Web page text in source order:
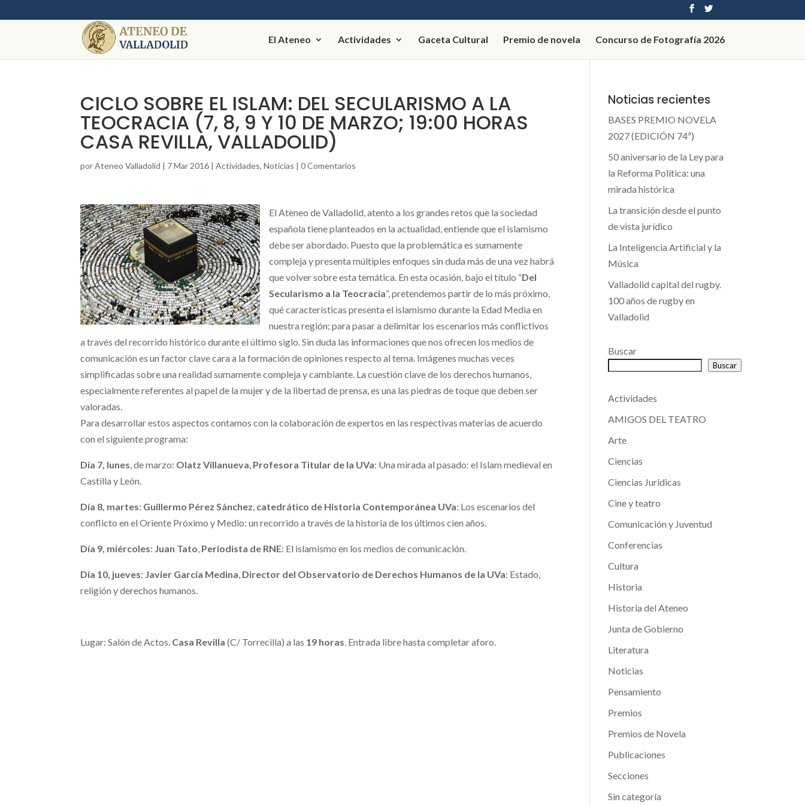
El Ateneo Actividades Gaceta Cultural Premio de novela Concurso de Fotografía 2026
CICLO SOBRE EL ISLAM: DEL SECULARISMO A LA
TEOCRACIA (7, 8, 9 Y 10 DE MARZO; 19:00 HORAS
CASA REVILLA, VALLADOLID)
porAteneo Valladolid | 7 Mar 2016 |Actividades,Noticias |0 Comentarios
El Ateneo de Valladolid, atento a los grandes retos que la sociedad
española tiene planteados en la actualidad, entiende que el islamismo
debe ser abordado. Puesto que la problemática es sumamente
compleja y presenta múltiples enfoques sin duda más de una vez habrá
que volver sobre esta temática. En esta ocasión, bajo el título “Del
Secularismo a la Teocracia”, pretendemos partir de lo más próximo,
qué características presenta el islamismo durante la Edad Media en
nuestra región; para pasar a delimitar los escenarios más conflictivos
a través del recorrido histórico durante el último siglo. Sin duda las informaciones que nos ofrecen los medios de
comunicación es un factor clave cara a la formación de opiniones respecto al tema. Imágenes muchas veces
simplificadas sobre una realidad sumamente compleja y cambiante. La cuestión clave de los derechos humanos,
especialmente referentes al papel de la mujer y de la libertad de prensa, es una las piedras de toque que deben ser
valoradas.
Para desarrollar estos aspectos contamos con la colaboración de expertos en las respectivas materias de acuerdo
con el siguiente programa:
Día 7, lunes , de marzo: Olatz Villanueva Profesora Titular de la UVa: Una mirada al pasado: el Islam medieval en
Castilla y León.
Día 8, martes: Guillermo Pérez Sánchez catedrático de Historia Contemporánea UVa: Los escenarios del
conflicto en el Oriente Próximo y Medio: un recorrido a través de la historia de los últimos cien años.
Día 9, miércoles: Juan Tato Periodista de RNE: El islamismo en los medios de comunicación.
Día 10, jueves: Javier García Medina Director del Observatorio de Derechos Humanos de la UVa: Estado,
religión y derechos humanos.
Lugar: Salón de Actos. Casa Revilla (C/ Torrecilla) a las 19 horas . Entrada libre hasta completar aforo.
Noticias recientes
BASES PREMIO NOVELA
2027 (EDICIÓN 74ª)
50 aniversario de la Ley para
la Reforma Política: una
mirada histórica
La transición desde el punto
de vista jurídico
La Inteligencia Artificial y la
Música
Valladolid capital del rugby.
100 años de rugby en
Valladolid
Buscar
Buscar
Actividades
AMIGOS DEL TEATRO
Arte
Ciencias
Ciencias Jurídicas
Cine y teatro
Comunicación y Juventud
Conferencias
Cultura
Historia
Historia del Ateneo
Junta de Gobierno
Literatura
Noticias
Pensamiento
Premios
Premios de Novela
Publicaciones
Secciones
Sin categoría